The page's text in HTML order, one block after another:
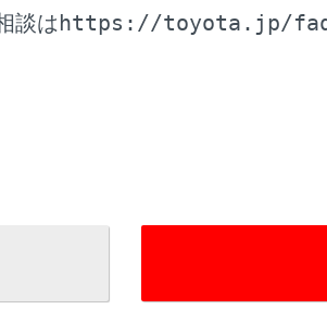
談はhttps://toyota.jp/faq/